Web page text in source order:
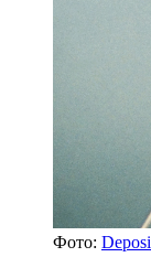
Фото: